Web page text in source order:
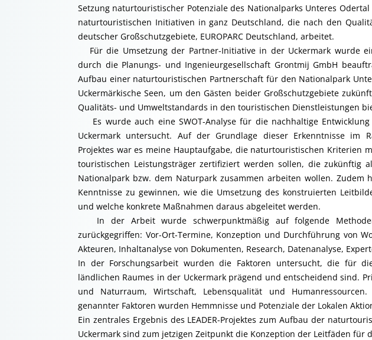
Setzung naturtouristischer Potenziale des Nationalparks Unteres
naturtouristischen Initiativen in ganz Deutschland, die nach den
deutscher Großschutzgebiete, EUROPARC Deutschland, arbeitet.
Für die Umsetzung der Partner-Initiative in der Uckermark wurde
durch die Planungs- und Ingenieurgesellschaft Grontmij GmbH
Aufbau einer naturtouristischen Partnerschaft für den Nationalpark
Uckermärkische Seen, um den Gästen beider Großschutzgebiete
Qualitäts- und Umweltstandards in den touristischen Dienstleistungen
Es wurde auch eine SWOT-Analyse für die nachhaltige
Uckermark untersucht. Auf der Grundlage dieser Erkenntnisse im
Projektes war es meine Hauptaufgabe, die naturtouristischen Kriterien
touristischen Leistungsträger zertifiziert werden sollen, die zukünftig
Nationalpark bzw. dem Naturpark zusammen arbeiten wollen. Zudem
Kenntnisse zu gewinnen, wie die Umsetzung des konstruierten
und welche konkrete Maßnahmen daraus abgeleitet werden.
In der Arbeit wurde schwerpunktmäßig auf folgende
zurückgegriffen: Vor-Ort-Termine, Konzeption und Durchführung von
Akteuren, Inhaltanalyse von Dokumenten, Research, Datenanalyse,
In der Forschungsarbeit wurden die Faktoren untersucht, die für
ländlichen Raumes in der Uckermark prägend und entscheidend sind.
und Naturraum, Wirtschaft, Lebensqualität und
genannter Faktoren wurden Hemmnisse und Potenziale der Lokalen
Ein zentrales Ergebnis des LEADER-Projektes zum Aufbau der
Uckermark sind zum jetzigen Zeitpunkt die Konzeption der Leitfäden für